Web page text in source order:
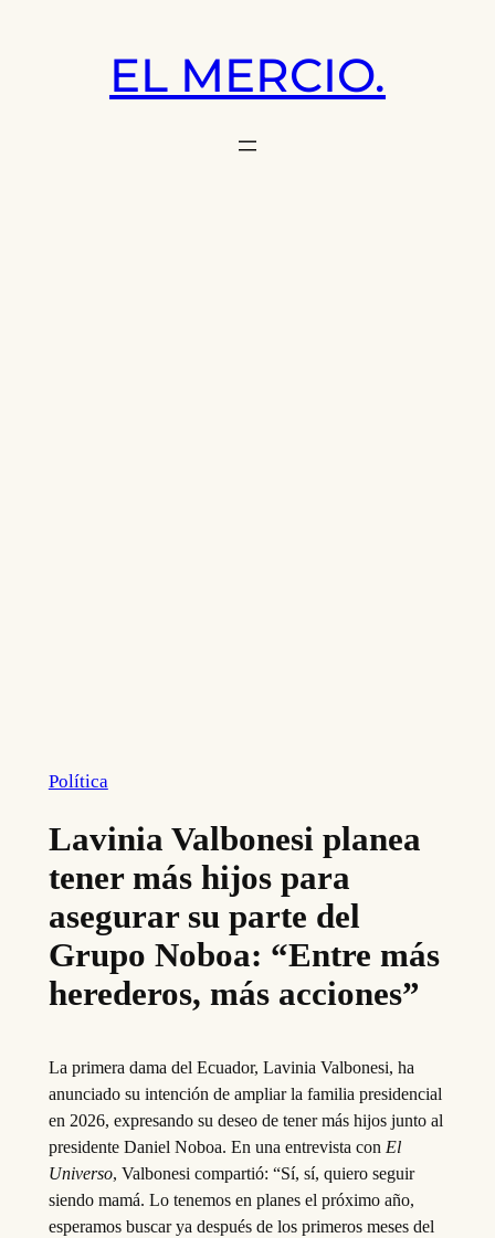
EL MERCIO.
Política
Lavinia Valbonesi planea
tener más hijos para
asegurar su parte del
Grupo Noboa: “Entre más
herederos, más acciones”
La primera dama del Ecuador, Lavinia Valbonesi, ha
anunciado su intención de ampliar la familia presidencial
en 2026, expresando su deseo de tener más hijos junto al
presidente Daniel Noboa. En una entrevista con El
Universo, Valbonesi compartió: “Sí, sí, quiero seguir
siendo mamá. Lo tenemos en planes el próximo año,
esperamos buscar ya después de los primeros meses del